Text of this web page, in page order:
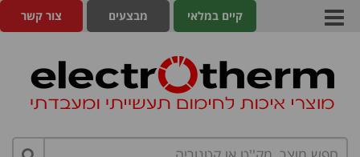
צור קשר מבצעים קיים במלאי